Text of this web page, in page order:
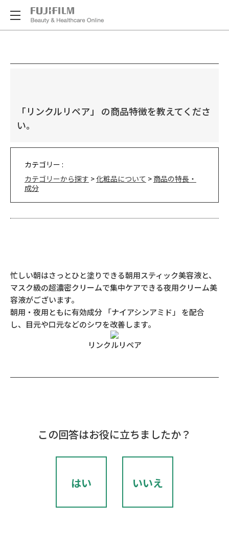
「リンクルリペア」 の商品特徴を教えてくださ
い。
カテゴリー :
カテゴリーから探す >化粧品について > 商品の特長・
成分
忙しい朝はさっとひと塗りできる朝用スティック美容液と、
マスク級の超濃密クリームで集中ケアできる夜用クリーム美
容液がございます。
朝用・夜用ともに有効成分 「ナイアシンアミド」 を配合
し、目元や口元などのシワを改善します。
リンクルリペア
この回答はお役に立ちましたか？
はい いいえ